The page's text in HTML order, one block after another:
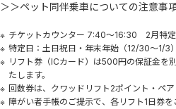
＞＞ペット同伴乗車についての注意事
チケットカウンター 7:40～16:30 2月特
特定日：土日祝日・年末年始（12/30～1/3）
リフト券（ICカード）は500円の保証金を
たします。
回数券は、クワッドリフト2ポイント・ペア
障がい者手帳のご提示で、各リフト1日券